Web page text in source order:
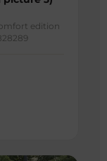
edition